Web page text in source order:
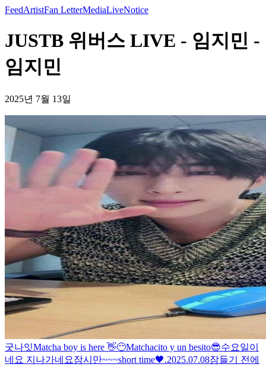
FeedArtistFan LetterMediaLiveNotice
JUSTB 위버스 LIVE - 임지민 -
임지민
2025년 7월 13일
굿나잇Matcha boy is here 👋😶Matchacito y un besito😎수요일이
네요 지나가네요잠시만~~~short time🖤.2025.07.08잠들기 전에